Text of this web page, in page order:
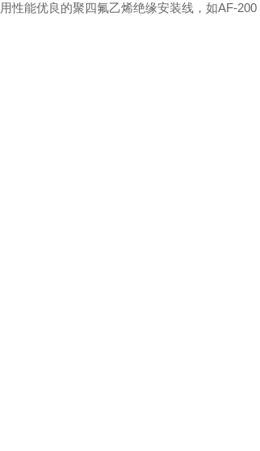
性能优良的聚四氟乙烯绝缘安装线，如AF-200